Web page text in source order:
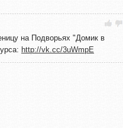
на Подворьях "Домик в
http://vk.cc/3uWmpE